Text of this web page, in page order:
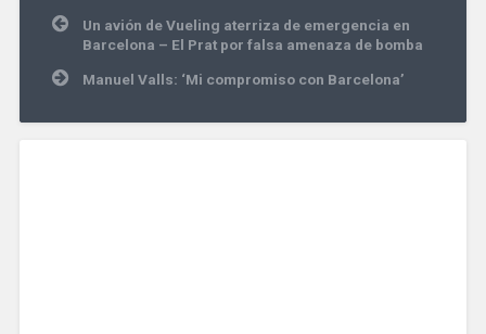
Navegación
de
entradas
Un avión de Vueling aterriza de emergencia en
Barcelona – El Prat por falsa amenaza de bomba
Manuel Valls: ‘Mi compromiso con Barcelona’